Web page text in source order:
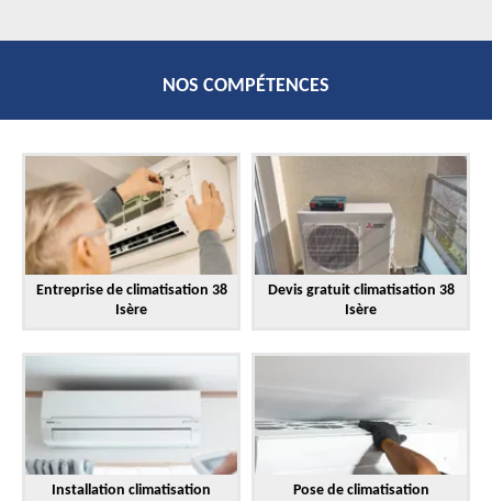
NOS COMPÉTENCES
Entreprise de climatisation 38
Isère
Devis gratuit climatisation 38
Isère
Installation climatisation
Pose de climatisation